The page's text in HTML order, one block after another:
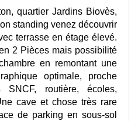
quartier Jardins Biovès,
standing venez découvrir
terrasse en étage élevé.
2 Pièces mais possibilité
en remontant une
optimale, proche
SNCF, routière, écoles,
cave et chose très rare
de parking en sous-sol